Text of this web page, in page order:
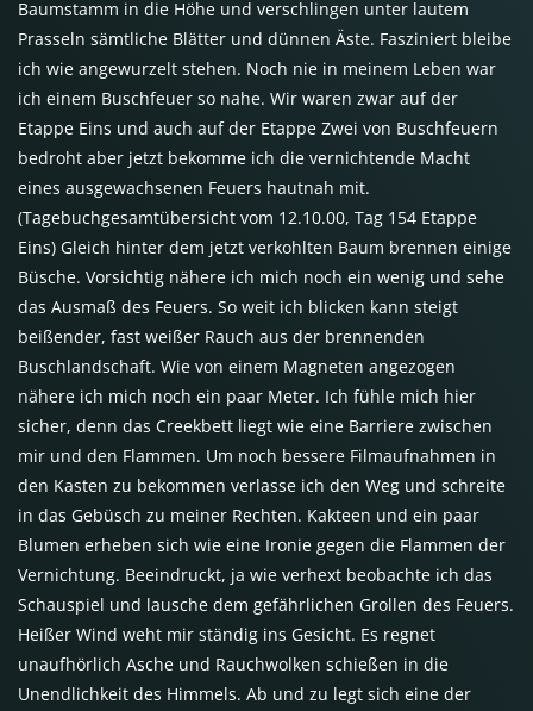
Baumstamm in die Höhe und verschlingen unter lautem
Prasseln sämtliche Blätter und dünnen Äste. Fasziniert bleibe
ich wie angewurzelt stehen. Noch nie in meinem Leben war
ich einem Buschfeuer so nahe. Wir waren zwar auf der
Etappe Eins und auch auf der Etappe Zwei von Buschfeuern
bedroht aber jetzt bekomme ich die vernichtende Macht
eines ausgewachsenen Feuers hautnah mit.
(Tagebuchgesamtübersicht vom 12.10.00, Tag 154 Etappe
Eins) Gleich hinter dem jetzt verkohlten Baum brennen einige
Büsche. Vorsichtig nähere ich mich noch ein wenig und sehe
das Ausmaß des Feuers. So weit ich blicken kann steigt
beißender, fast weißer Rauch aus der brennenden
Buschlandschaft. Wie von einem Magneten angezogen
nähere ich mich noch ein paar Meter. Ich fühle mich hier
sicher, denn das Creekbett liegt wie eine Barriere zwischen
mir und den Flammen. Um noch bessere Filmaufnahmen in
den Kasten zu bekommen verlasse ich den Weg und schreite
in das Gebüsch zu meiner Rechten. Kakteen und ein paar
Blumen erheben sich wie eine Ironie gegen die Flammen der
Vernichtung. Beeindruckt, ja wie verhext beobachte ich das
Schauspiel und lausche dem gefährlichen Grollen des Feuers.
Heißer Wind weht mir ständig ins Gesicht. Es regnet
unaufhörlich Asche und Rauchwolken schießen in die
Unendlichkeit des Himmels. Ab und zu legt sich eine der